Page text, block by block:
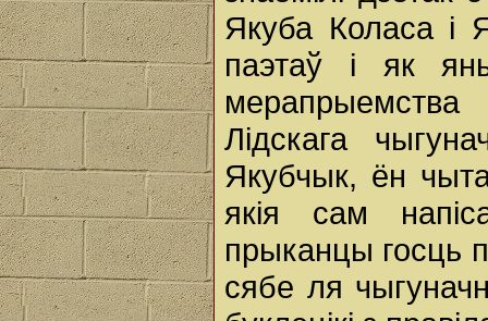
Якуба Коласа і
паэтаў і як
Лідскага
Якубчык, ён
якія сам
прыканцы госць
сябе ля